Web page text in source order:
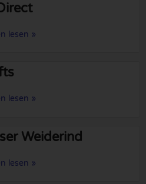
lesen »
lesen »
Weiderind
lesen »